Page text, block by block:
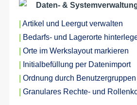
Daten- &
Artikel und Leergut verwalten
Bedarfs- und Lagerorte
Orte im Werkslayout markieren
Initialbefüllung per Datenimport
Ordnung durch
Granulares Rechte- und